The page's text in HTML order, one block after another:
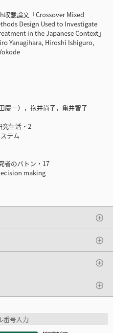
載論文「Crossover Mixed
Design Used to Investigate
in the Japanese Context」
Yanagihara, Hiroshi Ishiguro,
一），抱井尚子，亀井智子
生活・2
テム
のバトン・17
making
番号入力